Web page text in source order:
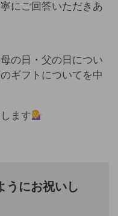
にご回答いただきあ
の日・父の日につい
ギフトについてを中
ます
うにお祝いし